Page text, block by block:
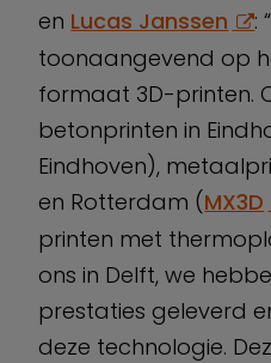
en Lucas Janssen
:
toonaangevend op
formaat 3D-printen.
betonprinten in
Eindhoven),
en Rotterdam (MX3D
printen met
ons in Delft, we
prestaties geleverd
deze technologie.